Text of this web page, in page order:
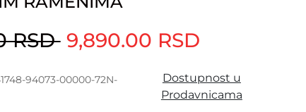
RSD 9,890.00 RSD
94073-00000-72N-
Dostupnost u
Prodavnicama